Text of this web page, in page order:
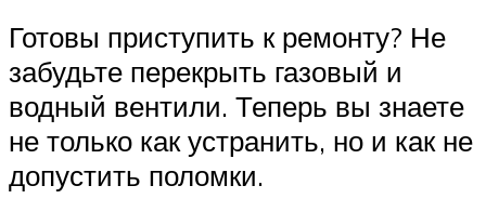
Готовы приступить к ремонту? Не
забудьте перекрыть газовый и
водный вентили. Теперь вы знаете
не только как устранить, но и как не
допустить поломки.